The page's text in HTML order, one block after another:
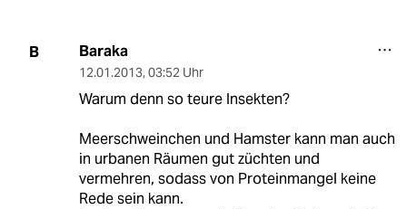
B Baraka
12.01.2013, 03:52 Uhr
Warum denn so teure Insekten?
Meerschweinchen und Hamster kann man auch
in urbanen Räumen gut züchten und
vermehren, sodass von Proteinmangel keine
Rede sein kann.